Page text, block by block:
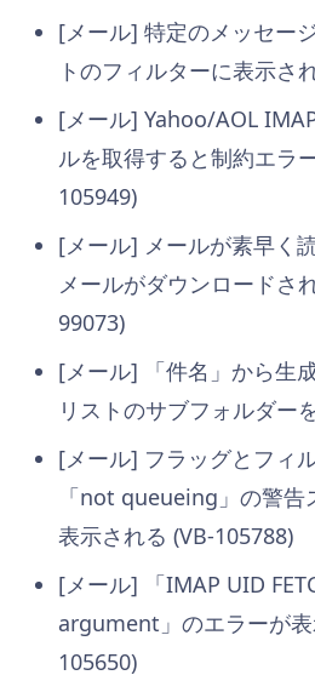
[メール] 特定のメッセー
トのフィルターに表示さ
[メール] Yahoo/AOL
ルを取得すると制約エラ
105949)
[メール] メールが素早く
メールがダウンロードさ
99073)
[メール] 「件名」から生
リストのサブフォルダー
[メール] フラッグとフィ
「not queueing」の警告
表示される (VB-105788)
[メール] 「IMAP UID
argument」のエラーが
105650)